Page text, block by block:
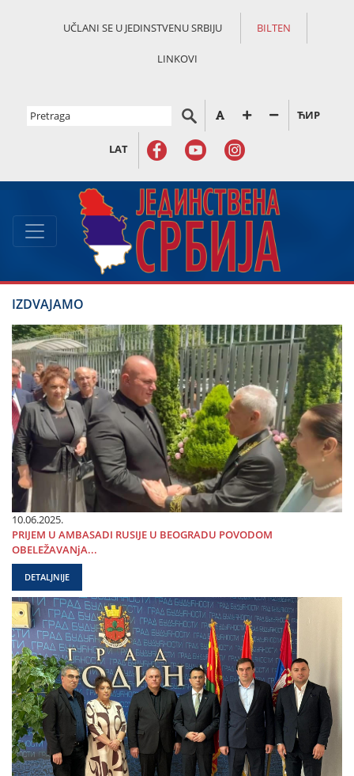
UČLANI SE U JEDINSTVENU SRBIJU BILTEN
LINKOVI
ЋИР
LAT
IZDVAJAMO
10.06.2025.
PRIЈEM U AMBASADI RUSIЈE U BEOGRADU POVODOM
OBELEŽAVANjA...
DETALJNIJE